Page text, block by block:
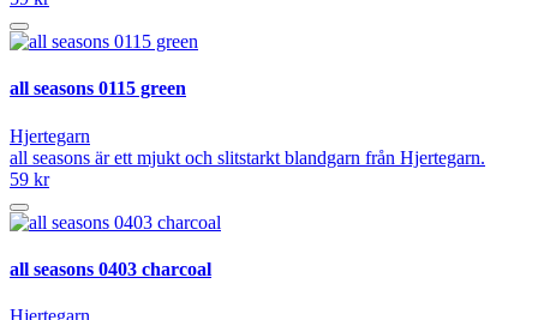
all seasons 0115 green
Hjertegarn
all seasons är ett mjukt och slitstarkt blandgarn från Hjertegarn.
59 kr
all seasons 0403 charcoal